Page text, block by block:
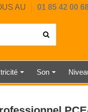
AU 01 85 42 00
Son